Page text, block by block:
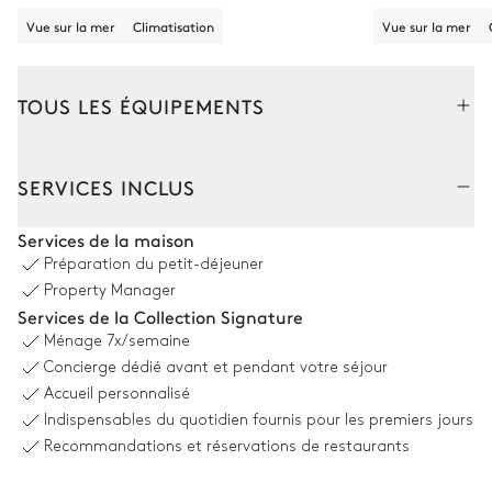
Vue sur la mer Climatisation Vue sur la mer
TOUS LES ÉQUIPEMENTS
Partagé
Piscine
Piscine
Dimensions : L = 15m, l = 6m
Transat
SERVICES INCLUS
Services de la maison
Préparation du petit-déjeuner
Property Manager
Services de la Collection Signature
Ménage 7x/semaine
Concierge dédié avant et pendant votre séjour
Accueil personnalisé
Indispensables du quotidien fournis pour les premiers jours
Recommandations et réservations de restaurants